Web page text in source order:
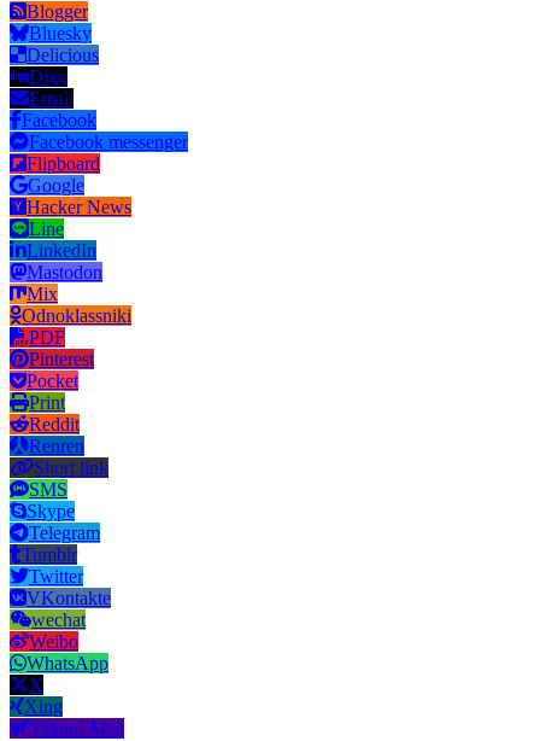
Blogger
Bluesky
Delicious
Digg
Email
Facebook
Facebook messenger
Flipboard
Google
Hacker News
Line
LinkedIn
Mastodon
Mix
Odnoklassniki
PDF
Pinterest
Pocket
Print
Reddit
Renren
Short link
SMS
Skype
Telegram
Tumblr
Twitter
VKontakte
wechat
Weibo
WhatsApp
X
Xing
Yahoo! Mail